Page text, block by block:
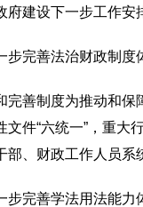
建设下一步工作安
完善法治财政制度
制度为推动和保障
文件“六统一”，重大
部、财政工作人员系
完善学法用法能力